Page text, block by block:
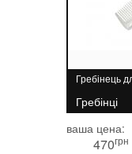
Гребінець
Гребінці
ваша цена:
470грн